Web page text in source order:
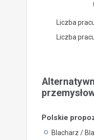
Liczba
Liczba
Polskie
Blacharz /